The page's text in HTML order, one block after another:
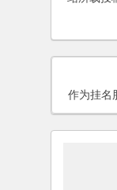
作为挂名股东及法定